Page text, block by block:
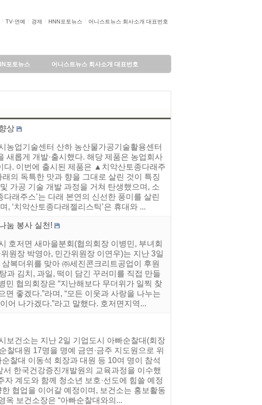
TV·연예 경제 HNN포토뉴스 어니스트뉴스 회사소개 대표번호
포토뉴스 어니스트뉴스 회사소개 대표번호
상
농업기술센터 산하 농산물가공기술활용센터
새롭게 개발·출시했다. 해당 제품은 농업회사
다. 이번에 출시된 제품은 ▲치악산토종다래주
의 독특한 맛과 향을 그대로 살린 것이 특징
가공 기술 개발 과정을 거쳐 탄생했으며, 소
래주스’는 다래 본연의 신선한 풍미를 살린
, ‘치악산토종다래젤리스틱’은 휴대와 ...
눔 봉사 실천!
호저면 새마을분회(협의회장 이병민, 부녀회
원장 박영아, 민간위원장 이연우)는 지난 3일
복더위를 맞아 ㈜세진콘크리트공업이 후원
과 김치, 과일, 떡이 담긴 꾸러미를 직접 만들
협의회장은 “지난해보다 무더위가 일찍 찾
좋겠다.”라며, “모든 이웃과 사랑을 나누는
어 나가겠다.”라고 말했다. 호저면지역...
보건소는 지난 2일 기업도시 아빠순찰대(회장
찰대원 17명을 명예 금연·금주 지도원으로 위
찰대 이동석 회장과 대원 등 10여 명이 참석
한국건강증진개발원의 교육과정을 이수했
자 계도와 함께 청소년 보호·선도에 힘쓸 예정
협업을 이어갈 예정이며, 보건소는 홍보활동
옥 보건소장은 “아빠순찰대와의...